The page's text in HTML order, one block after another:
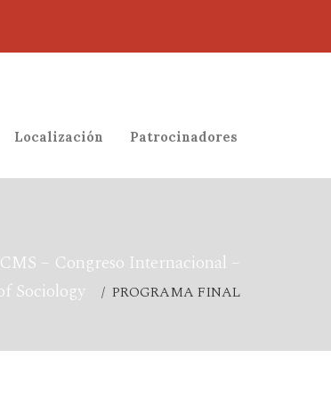
Localización Patrocinadores
– Congreso Internacional –
Sociology
/ PROGRAMA FINAL